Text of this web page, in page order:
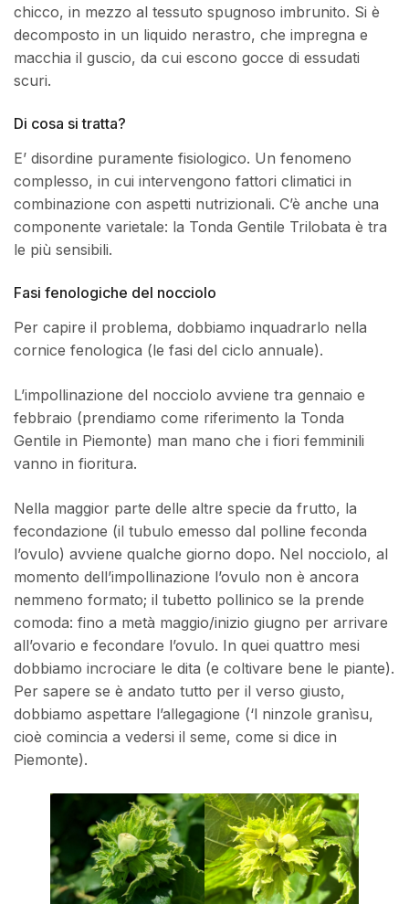
chicco, in mezzo al tessuto spugnoso imbrunito. Si è
decomposto in un liquido nerastro, che impregna e
macchia il guscio, da cui escono gocce di essudati
scuri.
Di cosa si tratta?
E’ disordine puramente fisiologico. Un fenomeno
complesso, in cui intervengono fattori climatici in
combinazione con aspetti nutrizionali. C’è anche una
componente varietale: la Tonda Gentile Trilobata è tra
le più sensibili.
Fasi fenologiche del nocciolo
Per capire il problema, dobbiamo inquadrarlo nella
cornice fenologica (le fasi del ciclo annuale).
L’impollinazione del nocciolo avviene tra gennaio e
febbraio (prendiamo come riferimento la Tonda
Gentile in Piemonte) man mano che i fiori femminili
vanno in fioritura.
Nella maggior parte delle altre specie da frutto, la
fecondazione (il tubulo emesso dal polline feconda
l’ovulo) avviene qualche giorno dopo. Nel nocciolo, al
momento dell’impollinazione l’ovulo non è ancora
nemmeno formato; il tubetto pollinico se la prende
comoda: fino a metà maggio/inizio giugno per arrivare
all’ovario e fecondare l’ovulo. In quei quattro mesi
dobbiamo incrociare le dita (e coltivare bene le piante).
Per sapere se è andato tutto per il verso giusto,
dobbiamo aspettare l’allegagione (‘l ninzole granìsu,
cioè comincia a vedersi il seme, come si dice in
Piemonte).